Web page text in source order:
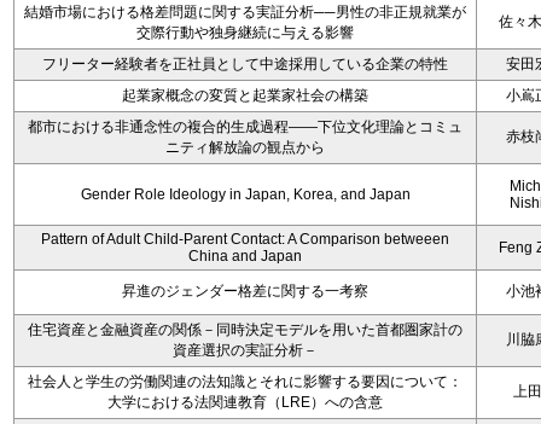
結婚市場における格差問題に関する実証分析──男性の非正規就業が
交際行動や独身継続に与える影響
佐々
フリーター経験者を正社員として中途採用している企業の特性
安田
起業家概念の変質と起業家社会の構築
小嶌
都市における非通念性の複合的生成過程――下位文化理論とコミュ
ニティ解放論の観点から
赤枝
Gender Role Ideology in Japan, Korea, and Japan
Pattern of Adult Child-Parent Contact: A Comparison betweeen
China and Japan
Feng
昇進のジェンダー格差に関する一考察 小池
住宅資産と金融資産の関係－同時決定モデルを用いた首都圏家計の
資産選択の実証分析－
川脇
社会人と学生の労働関連の法知識とそれに影響する要因について：
大学における法関連教育（LRE）への含意
上